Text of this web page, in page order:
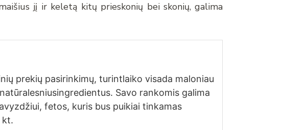
jį ir keletą kitų prieskonių bei skonių, galima
prekių pasirinkimų, turintlaiko visada maloniau
Savo rankomis galima
fetos, kuris bus puikiai tinkamas
kt.